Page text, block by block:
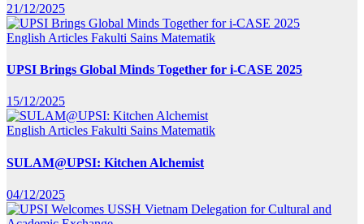
21/12/2025
English Articles Fakulti Sains Matematik
UPSI Brings Global Minds Together for i-CASE 2025
15/12/2025
English Articles Fakulti Sains Matematik
SULAM@UPSI: Kitchen Alchemist
04/12/2025